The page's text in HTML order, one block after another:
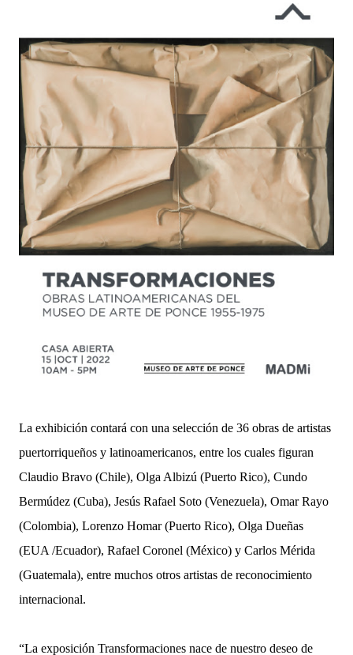
La exhibición contará con una selección de 36 obras de artistas
puertorriqueños y latinoamericanos, entre los cuales figuran
Claudio Bravo (Chile), Olga Albizú (Puerto Rico), Cundo
Bermúdez (Cuba), Jesús Rafael Soto (Venezuela), Omar Rayo
(Colombia), Lorenzo Homar (Puerto Rico), Olga Dueñas
(EUA /Ecuador), Rafael Coronel (México) y Carlos Mérida
(Guatemala), entre muchos otros artistas de reconocimiento
internacional.
“La exposición Transformaciones nace de nuestro deseo de